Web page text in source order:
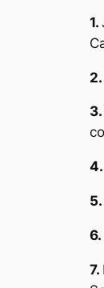
1.
3.
5.
7.